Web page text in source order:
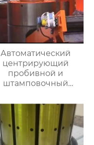
Автоматический
центрирующий
пробивной и
штамповочный
пресс